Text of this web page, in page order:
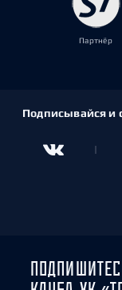
Партнёр
Подписывайся и